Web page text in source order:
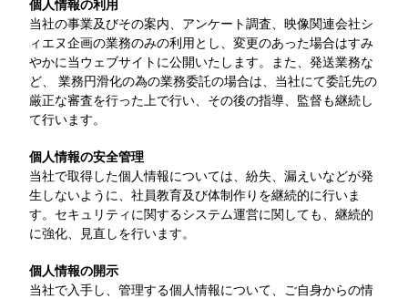
個人情報の利用
当社の事業及びその案内、アンケート調査、映像関連会社シ
ィエヌ企画の業務のみの利用とし、変更のあった場合はすみ
やかに当ウェブサイトに公開いたします。また、発送業務な
ど、 業務円滑化の為の業務委託の場合は、当社にて委託先の
厳正な審査を行った上で行い、その後の指導、監督も継続し
て行います。
個人情報の安全管理
当社で取得した個人情報については、紛失、漏えいなどが発
生しないように、社員教育及び体制作りを継続的に行いま
す。セキュリティに関するシステム運営に関しても、継続的
に強化、見直しを行います。
個人情報の開示
当社で入手し、管理する個人情報について、ご自身からの情